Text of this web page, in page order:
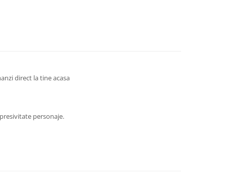
direct la tine acasa
personaje.